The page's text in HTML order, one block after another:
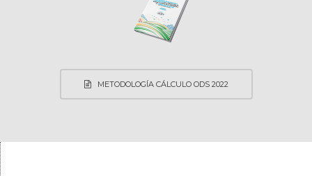
METODOLOGÍA CÁLCULO ODS 2022